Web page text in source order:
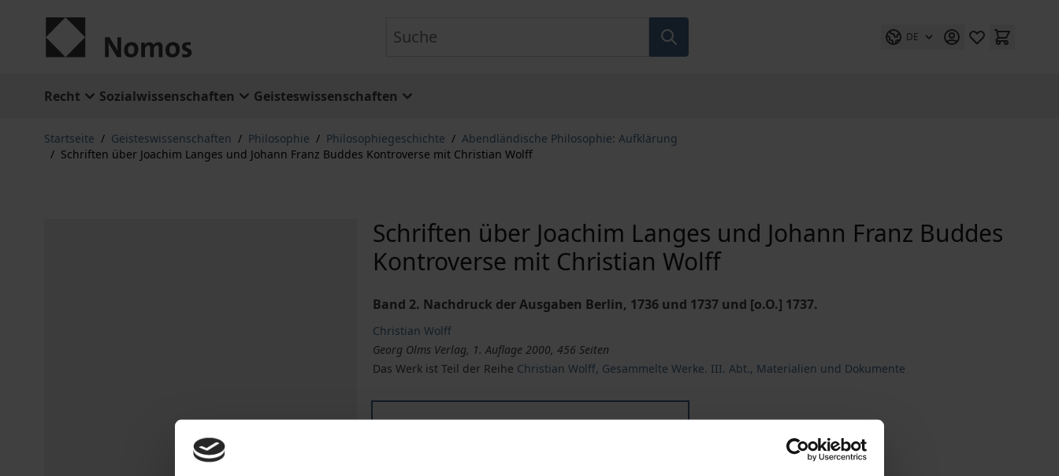
DE
Recht Sozialwissenschaften Geisteswissenschaften
Startseite / Geisteswissenschaften / Philosophie / Philosophiegeschichte / Abendländische Philosophie: Aufklärung
/ Schriften über Joachim Langes und Johann Franz Buddes Kontroverse mit Christian Wolff
Schriften über Joachim Langes und Johann Franz Buddes
Kontroverse mit Christian Wolff
Band 2. Nachdruck der Ausgaben Berlin, 1736 und 1737 und [o.O.] 1737.
Christian Wolff
Georg Olms Verlag, 1. Auflage 2000, 456 Seiten
Das Werk ist Teil der Reihe Christian Wolff, Gesammelte Werke. III. Abt., Materialien und Dokumente
Buch
122,60 €